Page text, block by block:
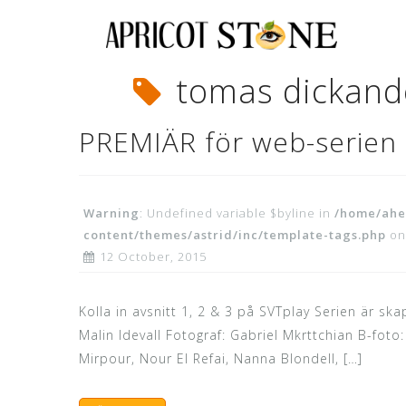
tomas
PREMIÄR för web-serien
Warning: Undefined variable $byline in /home/
content/themes/astrid/inc/template-tags.php
12 October, 2015
Kolla in avsnitt 1, 2 & 3 på SVTplay Serien är
Malin Idevall Fotograf: Gabriel Mkrttchian B-
Mirpour, Nour El Refai, Nanna Blondell, […]